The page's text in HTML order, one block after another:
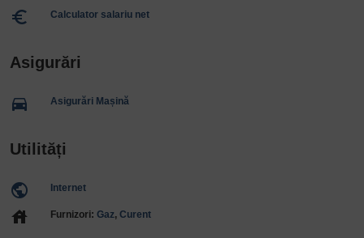
euro_symbol Calculator salariu net
Asigurări
directions_car Asigurări Mașină
Utilități
public Internet
house Furnizori: Gaz, Curent